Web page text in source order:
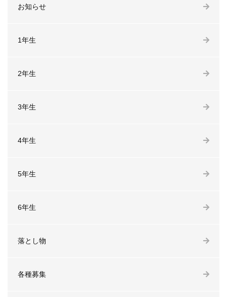
お知らせ
1年生
2年生
3年生
4年生
5年生
6年生
落とし物
各種募集